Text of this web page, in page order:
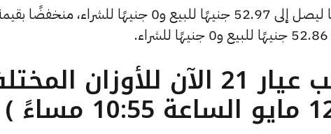
ما هو سعر الذهب عيار 21 الآن للأوزان